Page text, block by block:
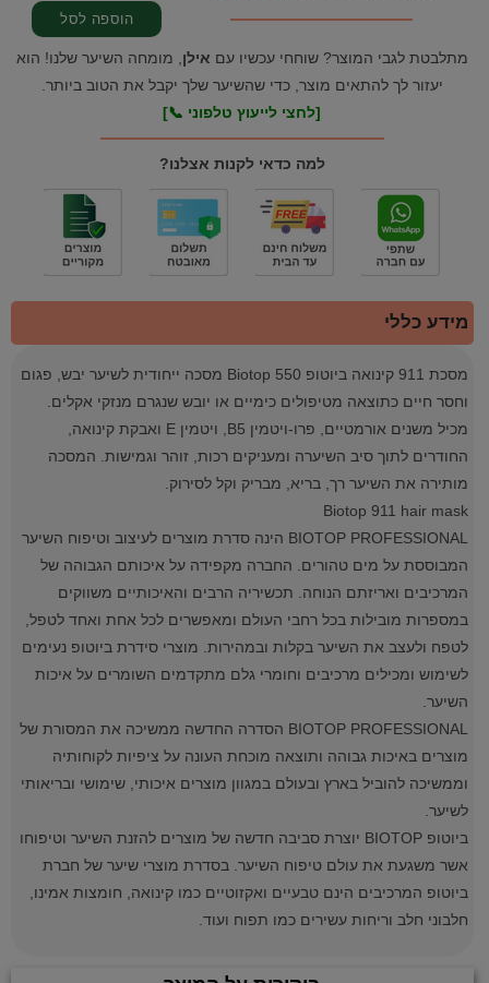
מתלבטת לגבי המוצר? שוחחי עכשיו עם אילן , מומחה השיער שלנו! הוא
יעזור לך להתאים מוצר, כדי שהשיער שלך יקבל את הטוב ביותר.
[לחצי לייעוץ טלפוני 📞]
למה כדאי לקנות אצלנו?
מידע כללי
מסכת 911 קינואה ביוטופ Biotop 550 מסכה ייחודית לשיער יבש, פגום
וחסר חיים כתוצאה מטיפולים כימיים או יובש שנגרם מנזקי אקלים.
מכיל משנים אורמטיים, פרו-ויטמין B5, ויטמין E ואבקת קינואה,
החודרים לתוך סיב השיערה ומעניקים רכות, זוהר וגמישות. המסכה
מותירה את השיער רך, בריא, מבריק וקל לסירוק.
Biotop 911 hair mask
BIOTOP PROFESSIONAL הינה סדרת מוצרים לעיצוב וטיפוח השיער
המבוססת על מים טהורים. החברה מקפידה על איכותם הגבוהה של
המרכיבים ואריזתם הנוחה. תכשיריה הרבים והאיכותיים משווקים
במספרות מובילות בכל רחבי העולם ומאפשרים לכל אחת ואחד לטפל,
לטפח ולעצב את השיער בקלות ובמהירות. מוצרי סידרת ביוטופ נעימים
לשימוש ומכילים מרכיבים וחומרי גלם מתקדמים השומרים על איכות
השיער.
BIOTOP PROFESSIONAL הסדרה החדשה ממשיכה את המסורת של
מוצרים באיכות גבוהה ותוצאה מוכחת העונה על ציפיות לקוחותיה
וממשיכה להוביל בארץ ובעולם במגוון מוצרים איכותי, שימושי ובריאותי
לשיער.
ביוטופ BIOTOP יוצרת סביבה חדשה של מוצרים להזנת השיער וטיפוחו
אשר משגעת את עולם טיפוח השיער. בסדרת מוצרי שיער של חברת
ביוטופ המרכיבים הינם טבעיים ואקזוטיים כמו קינואה, חומצות אמינו,
חלבוני חלב וריחות עשירים כמו תפוח ועוד.